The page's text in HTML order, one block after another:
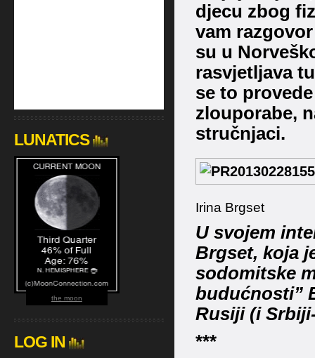
djecu zbog
vam
su u
rasvjetljava
se to
zlouporabe,
stručnjaci.
Irina Brgset
U svojem
Brgset, koja
sodomitske
budućnosti”
Rusiji (i
***
LUNATICS
the moon
LOG IN